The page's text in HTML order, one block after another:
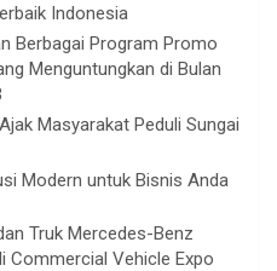
Indonesia
Berbagai Program Promo
Menguntungkan di Bulan
Masyarakat Peduli Sungai
Modern untuk Bisnis Anda
Truk Mercedes-Benz
Commercial Vehicle Expo